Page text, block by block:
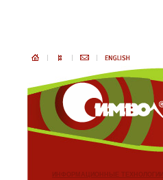
ИНФОРМАЦИОННЫЕ ТЕХНОЛОГИИ